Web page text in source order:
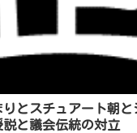
とスチュアート朝と
と議会伝統の対立